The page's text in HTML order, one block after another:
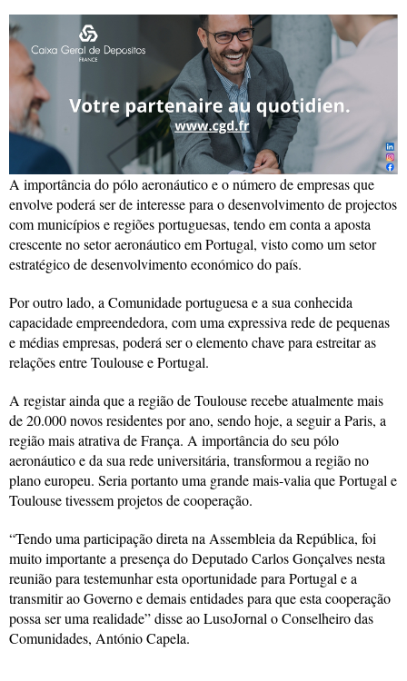
A importância do pólo aeronáutico e o número de empresas que
envolve poderá ser de interesse para o desenvolvimento de projectos
com municípios e regiões portuguesas, tendo em conta a aposta
crescente no setor aeronáutico em Portugal, visto como um setor
estratégico de desenvolvimento económico do país.
Por outro lado, a Comunidade portuguesa e a sua conhecida
capacidade empreendedora, com uma expressiva rede de pequenas
e médias empresas, poderá ser o elemento chave para estreitar as
relações entre Toulouse e Portugal.
A registar ainda que a região de Toulouse recebe atualmente mais
de 20.000 novos residentes por ano, sendo hoje, a seguir a Paris, a
região mais atrativa de França. A importância do seu pólo
aeronáutico e da sua rede universitária, transformou a região no
plano europeu. Seria portanto uma grande mais-valia que Portugal e
Toulouse tivessem projetos de cooperação.
“Tendo uma participação direta na Assembleia da República, foi
muito importante a presença do Deputado Carlos Gonçalves nesta
reunião para testemunhar esta oportunidade para Portugal e a
transmitir ao Governo e demais entidades para que esta cooperação
possa ser uma realidade” disse ao LusoJornal o Conselheiro das
Comunidades, António Capela.